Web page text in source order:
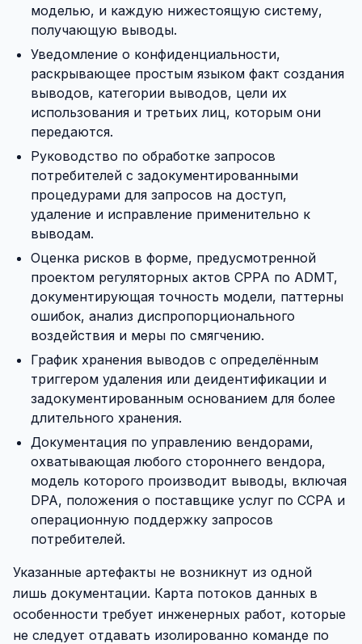
моделью, и каждую нижестоящую систему,
получающую выводы.
Уведомление о конфиденциальности,
раскрывающее простым языком факт создания
выводов, категории выводов, цели их
использования и третьих лиц, которым они
передаются.
Руководство по обработке запросов
потребителей с задокументированными
процедурами для запросов на доступ,
удаление и исправление применительно к
выводам.
Оценка рисков в форме, предусмотренной
проектом регуляторных актов CPPA по ADMT,
документирующая точность модели, паттерны
ошибок, анализ диспропорционального
воздействия и меры по смягчению.
График хранения выводов с определённым
триггером удаления или деидентификации и
задокументированным основанием для более
длительного хранения.
Документация по управлению вендорами,
охватывающая любого стороннего вендора,
модель которого производит выводы, включая
DPA, положения о поставщике услуг по CCPA и
операционную поддержку запросов
потребителей.
Указанные артефакты не возникнут из одной
лишь документации. Карта потоков данных в
особенности требует инженерных работ, которые
не следует отдавать изолированно команде по